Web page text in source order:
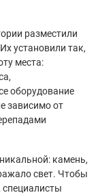
разместили
установили так,
места:
оборудование
зависимо от
камень,
свет. Чтобы